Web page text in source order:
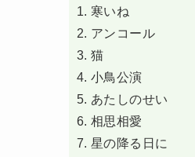
寒いね
アンコール
猫
小鳥公演
あたしのせい
相思相愛
星の降る日に